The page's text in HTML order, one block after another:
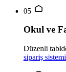
05
Okul ve
Düzenli
sipariş sistemi